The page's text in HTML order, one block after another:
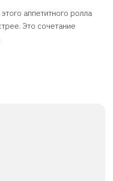
аппетитного ролла
Это сочетание